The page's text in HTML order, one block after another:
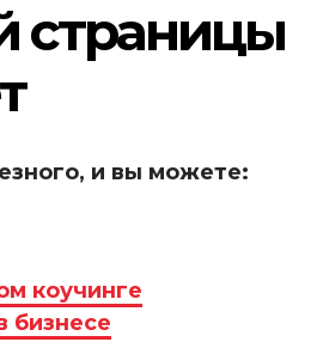
страницы
и вы можете:
коучинге
бизнесе